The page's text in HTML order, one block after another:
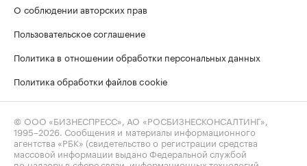
О соблюдении авторских прав
Пользовательское соглашение
Политика в отношении обработки персональных данных
Политика обработки файлов cookie
© ООО «БИЗНЕСПРЕСС», АО «РОСБИЗНЕСКОНСАЛТИНГ»,
1995–2026 . Сообщения и материалы информационного
агентства «РБК» (свидетельство о регистрации средства
массовой информации выдано Федеральной службой